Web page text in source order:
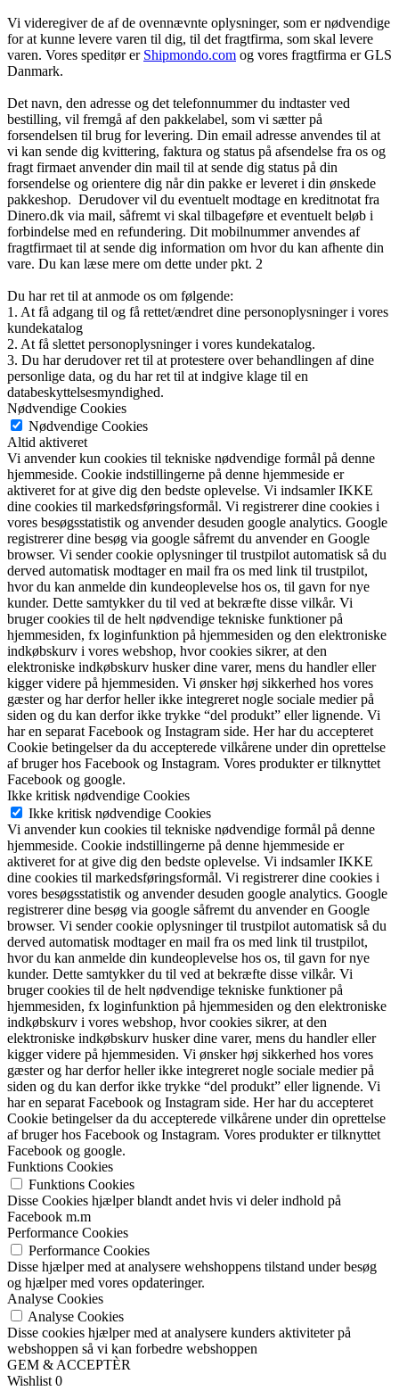
Vi videregiver de af de ovennævnte oplysninger, som er nødvendige
for at kunne levere varen til dig, til det fragtfirma, som skal levere
varen. Vores speditør er Shipmondo.com og vores fragtfirma er GLS
Danmark.
Det navn, den adresse og det telefonnummer du indtaster ved
bestilling, vil fremgå af den pakkelabel, som vi sætter på
forsendelsen til brug for levering. Din email adresse anvendes til at
vi kan sende dig kvittering, faktura og status på afsendelse fra os og
fragt firmaet anvender din mail til at sende dig status på din
forsendelse og orientere dig når din pakke er leveret i din ønskede
pakkeshop. Derudover vil du eventuelt modtage en kreditnotat fra
Dinero.dk via mail, såfremt vi skal tilbageføre et eventuelt beløb i
forbindelse med en refundering. Dit mobilnummer anvendes af
fragtfirmaet til at sende dig information om hvor du kan afhente din
vare. Du kan læse mere om dette under pkt. 2
Du har ret til at anmode os om følgende:
1. At få adgang til og få rettet/ændret dine personoplysninger i vores
kundekatalog
2. At få slettet personoplysninger i vores kundekatalog.
3. Du har derudover ret til at protestere over behandlingen af dine
personlige data, og du har ret til at indgive klage til en
databeskyttelsesmyndighed.
Nødvendige Cookies
Nødvendige Cookies
Altid aktiveret
Vi anvender kun cookies til tekniske nødvendige formål på denne
hjemmeside. Cookie indstillingerne på denne hjemmeside er
aktiveret for at give dig den bedste oplevelse. Vi indsamler IKKE
dine cookies til markedsføringsformål. Vi registrerer dine cookies i
vores besøgsstatistik og anvender desuden google analytics. Google
registrerer dine besøg via google såfremt du anvender en Google
browser. Vi sender cookie oplysninger til trustpilot automatisk så du
derved automatisk modtager en mail fra os med link til trustpilot,
hvor du kan anmelde din kundeoplevelse hos os, til gavn for nye
kunder. Dette samtykker du til ved at bekræfte disse vilkår. Vi
bruger cookies til de helt nødvendige tekniske funktioner på
hjemmesiden, fx loginfunktion på hjemmesiden og den elektroniske
indkøbskurv i vores webshop, hvor cookies sikrer, at den
elektroniske indkøbskurv husker dine varer, mens du handler eller
kigger videre på hjemmesiden. Vi ønsker høj sikkerhed hos vores
gæster og har derfor heller ikke integreret nogle sociale medier på
siden og du kan derfor ikke trykke “del produkt” eller lignende. Vi
har en separat Facebook og Instagram side. Her har du accepteret
Cookie betingelser da du accepterede vilkårene under din oprettelse
af bruger hos Facebook og Instagram. Vores produkter er tilknyttet
Facebook og google.
Ikke kritisk nødvendige Cookies
Ikke kritisk nødvendige Cookies
Vi anvender kun cookies til tekniske nødvendige formål på denne
hjemmeside. Cookie indstillingerne på denne hjemmeside er
aktiveret for at give dig den bedste oplevelse. Vi indsamler IKKE
dine cookies til markedsføringsformål. Vi registrerer dine cookies i
vores besøgsstatistik og anvender desuden google analytics. Google
registrerer dine besøg via google såfremt du anvender en Google
browser. Vi sender cookie oplysninger til trustpilot automatisk så du
derved automatisk modtager en mail fra os med link til trustpilot,
hvor du kan anmelde din kundeoplevelse hos os, til gavn for nye
kunder. Dette samtykker du til ved at bekræfte disse vilkår. Vi
bruger cookies til de helt nødvendige tekniske funktioner på
hjemmesiden, fx loginfunktion på hjemmesiden og den elektroniske
indkøbskurv i vores webshop, hvor cookies sikrer, at den
elektroniske indkøbskurv husker dine varer, mens du handler eller
kigger videre på hjemmesiden. Vi ønsker høj sikkerhed hos vores
gæster og har derfor heller ikke integreret nogle sociale medier på
siden og du kan derfor ikke trykke “del produkt” eller lignende. Vi
har en separat Facebook og Instagram side. Her har du accepteret
Cookie betingelser da du accepterede vilkårene under din oprettelse
af bruger hos Facebook og Instagram. Vores produkter er tilknyttet
Facebook og google.
Funktions Cookies
Funktions Cookies
Disse Cookies hjælper blandt andet hvis vi deler indhold på
Facebook m.m
Performance Cookies
Performance Cookies
Disse hjælper med at analysere wehshoppens tilstand under besøg
og hjælper med vores opdateringer.
Analyse Cookies
Analyse Cookies
Disse cookies hjælper med at analysere kunders aktiviteter på
webshoppen så vi kan forbedre webshoppen
GEM & ACCEPTÈR
Wishlist 0